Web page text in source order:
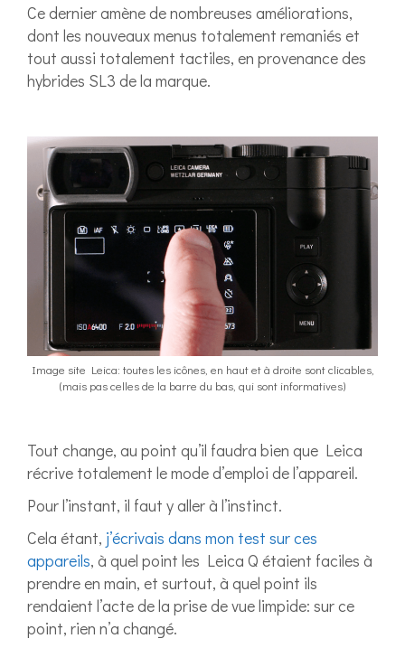
Ce dernier amène de nombreuses améliorations,
dont les nouveaux menus totalement remaniés et
tout aussi totalement tactiles, en provenance des
hybrides SL3 de la marque.
Image site Leica: toutes les icônes, en haut et à droite sont clicables,
(mais pas celles de la barre du bas, qui sont informatives)
Tout change, au point qu’il faudra bien que Leica
récrive totalement le mode d’emploi de l’appareil.
Pour l’instant, il faut y aller à l’instinct.
Cela étant, j’écrivais dans mon test sur ces
appareils, à quel point les Leica Q étaient faciles à
prendre en main, et surtout, à quel point ils
rendaient l’acte de la prise de vue limpide: sur ce
point, rien n’a changé.